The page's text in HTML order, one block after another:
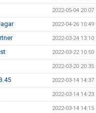
2022-05-04 20:07
2022-04-26 10:49
2022-03-24 13:10
2022-03-22 10:50
2022-03-20 20:35
2022-03-14 14:37
2022-03-14 14:23
2022-03-14 14:15